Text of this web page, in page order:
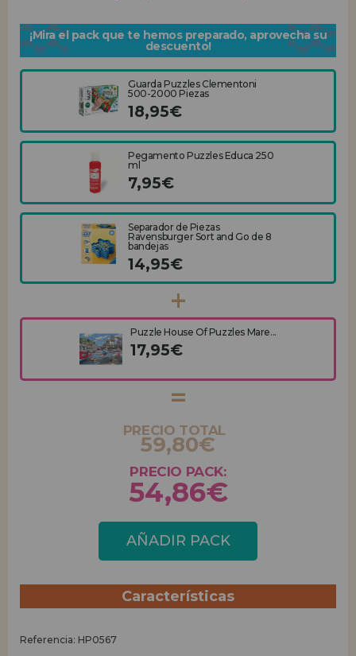
¡Mira el pack que te hemos preparado, aprovecha su
descuento!
Guarda Puzzles Clementoni
500-2000 Piezas
18,95€
Pegamento Puzzles Educa 250
ml
7,95€
Separador de Piezas
Ravensburger Sort and Go de 8
bandejas
14,95€
Puzzle House Of Puzzles Mare...
17,95€
PRECIO TOTAL
59,80€
PRECIO PACK:
54,86€
AÑADIR PACK
Características
Referencia: HP0567